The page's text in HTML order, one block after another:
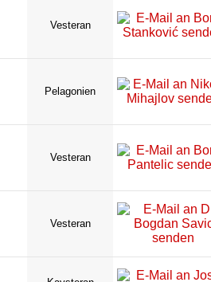
Vesteran
Pelagonien
Vesteran
Vesteran